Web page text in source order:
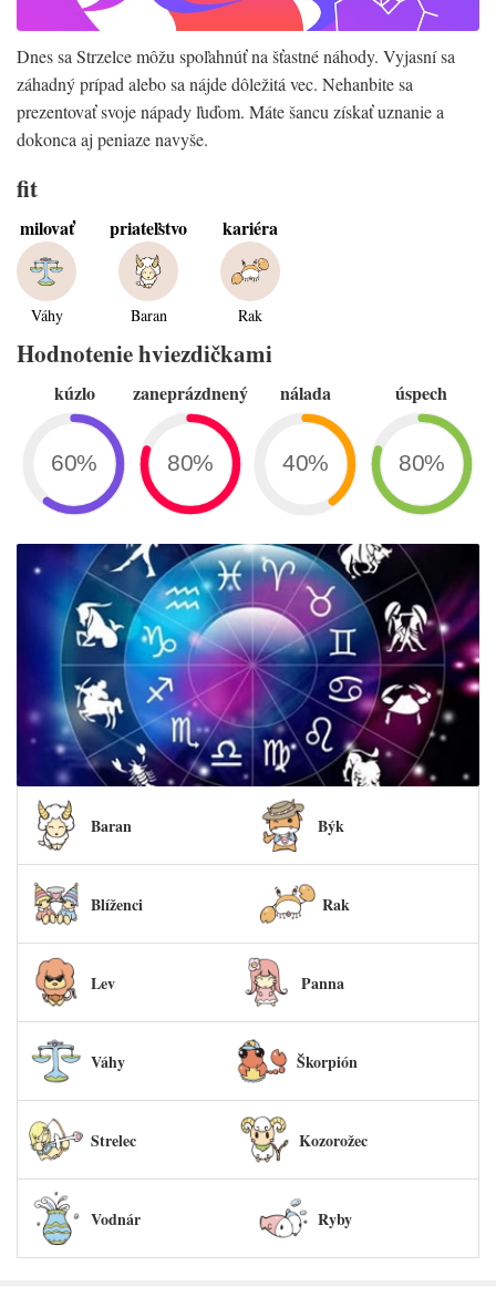
Dnes sa Strzelce môžu spoľahnúť na šťastné náhody. Vyjasní sa
záhadný prípad alebo sa nájde dôležitá vec. Nehanbite sa
prezentovať svoje nápady ľuďom. Máte šancu získať uznanie a
dokonca aj peniaze navyše.
fit
milovať
Váhy
priateľstvo
Baran
kariéra
Rak
Hodnotenie hviezdičkami
kúzlo
60%
zaneprázdnený
80%
nálada
40%
úspech
80%
Baran Býk
Blíženci Rak
Lev Panna
Váhy Škorpión
Strelec Kozorožec
Vodnár Ryby